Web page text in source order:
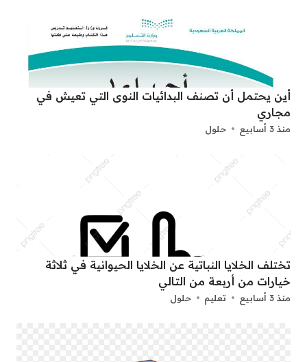
أين يحتمل أن تصنف البدائيات النوى التي تعيش في
مجاري
منذ 3 أسابيع حلول
تختلف الخلايا النباتية عن الخلايا الحيوانية في ثلاثة
خيارات من أربعة من التالي
منذ 3 أسابيع تعليم حلول